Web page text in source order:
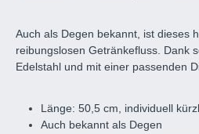
Auch als Degen bekannt, ist dieses
reibungslosen Getränkefluss. Dank
Edelstahl und mit einer passenden
Länge: 50,5 cm, individuell
Auch bekannt als Degen